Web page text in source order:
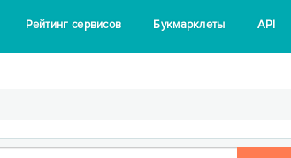
Рейтинг сервисов Букмарклеты API